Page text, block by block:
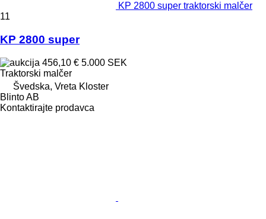
KP 2800 super traktorski malčer
11
KP 2800 super
456,10 € 5.000 SEK
Traktorski malčer
Švedska, Vreta Kloster
Blinto AB
Kontaktirajte prodavca